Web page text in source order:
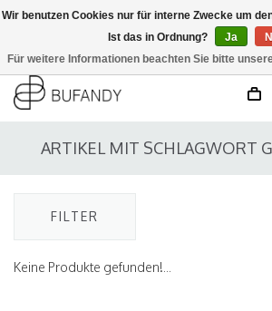
ARTIKEL MIT SCHLAGWORT
FILTER
Keine Produkte gefunden!...
Wir benutzen Cookies nur für interne Zwecke um
Ist das in Ordnung?
Ja
Für weitere Informationen beachten Sie bitte